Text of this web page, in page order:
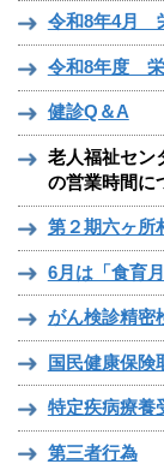
令和8年4月
令和8年度
健診Q＆A
老人福祉セン
の営業時間に
第２期六ヶ所
6月は「食育
がん検診精密
国民健康保険
特定疾病療養
第三者行為